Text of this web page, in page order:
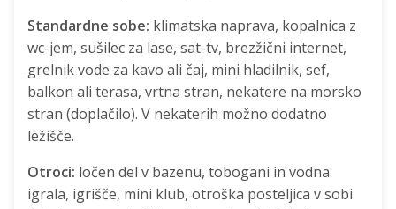
Standardne sobe: klimatska naprava, kopalnica z
wc-jem, sušilec za lase, sat-tv, brezžični internet,
grelnik vode za kavo ali čaj, mini hladilnik, sef,
balkon ali terasa, vrtna stran, nekatere na morsko
stran (doplačilo). V nekaterih možno dodatno
ležišče.
Otroci: ločen del v bazenu, tobogani in vodna
igrala, igrišče, mini klub, otroška posteljica v sobi